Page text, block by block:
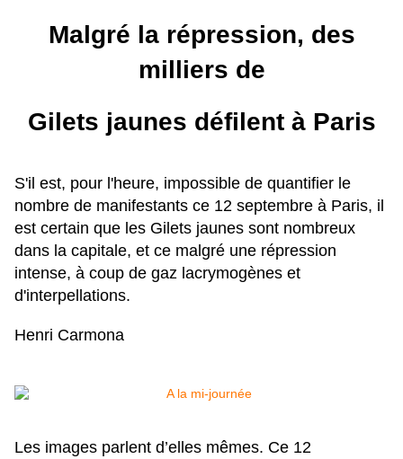
Malgré la répression, des
milliers de
Gilets jaunes défilent à Paris
S'il est, pour l'heure, impossible de quantifier le
nombre de manifestants ce 12 septembre à Paris, il
est certain que les Gilets jaunes sont nombreux
dans la capitale, et ce malgré une répression
intense, à coup de gaz lacrymogènes et
d'interpellations.
Henri Carmona
Les images parlent d’elles mêmes. Ce 12